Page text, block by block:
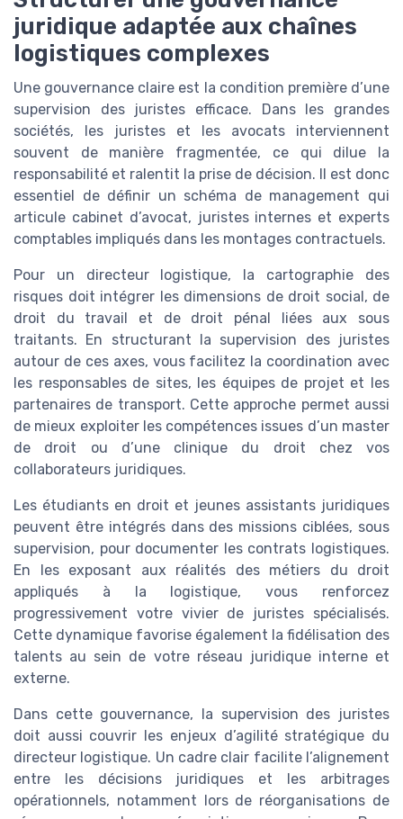
juridique adaptée aux chaînes
logistiques complexes
Une gouvernance claire est la condition première d’une
supervision des juristes efficace. Dans les grandes
sociétés, les juristes et les avocats interviennent
souvent de manière fragmentée, ce qui dilue la
responsabilité et ralentit la prise de décision. Il est donc
essentiel de définir un schéma de management qui
articule cabinet d’avocat, juristes internes et experts
comptables impliqués dans les montages contractuels.
Pour un directeur logistique, la cartographie des
risques doit intégrer les dimensions de droit social, de
droit du travail et de droit pénal liées aux sous
traitants. En structurant la supervision des juristes
autour de ces axes, vous facilitez la coordination avec
les responsables de sites, les équipes de projet et les
partenaires de transport. Cette approche permet aussi
de mieux exploiter les compétences issues d’un master
de droit ou d’une clinique du droit chez vos
collaborateurs juridiques.
Les étudiants en droit et jeunes assistants juridiques
peuvent être intégrés dans des missions ciblées, sous
supervision, pour documenter les contrats logistiques.
En les exposant aux réalités des métiers du droit
appliqués à la logistique, vous renforcez
progressivement votre vivier de juristes spécialisés.
Cette dynamique favorise également la fidélisation des
talents au sein de votre réseau juridique interne et
externe.
Dans cette gouvernance, la supervision des juristes
doit aussi couvrir les enjeux d’agilité stratégique du
directeur logistique. Un cadre clair facilite l’alignement
entre les décisions juridiques et les arbitrages
opérationnels, notamment lors de réorganisations de